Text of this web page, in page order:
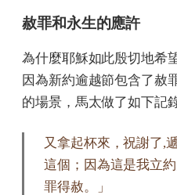
赦罪和永生的應許
為什麼耶穌如此殷切地希
因為新約逾越節包含了赦
的場景，馬太做了如下記錄
又拿起杯來，祝謝了,
這個；因為這是我立
罪得赦。」